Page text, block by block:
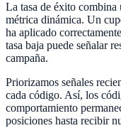
La tasa de éxito combina
métrica dinámica. Un
ha aplicado
tasa baja puede señalar
campaña.
Priorizamos señales
cada código. Así, los
comportamiento
posiciones hasta recibir